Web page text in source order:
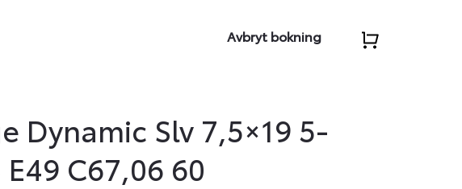
Avbryt bokning
Dynamic Slv 7,5×19 5-
E49 C67,06 60